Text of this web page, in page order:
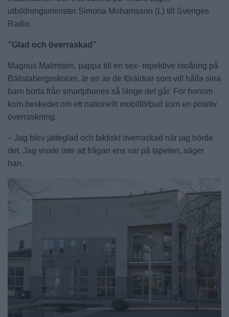
utbildningsminister Simona Mohamsson (L) till Sveriges
Radio.
”Glad och överraskad”
Magnus Malmsten, pappa till en sex- repektive nioåring på
Bällstabergsskolan, är en av de föräldrar som vill hålla sina
barn borta från smartphones så länge det går. För honom
kom beskedet om ett nationellt mobilförbud som en positiv
överraskning.
– Jag blev jätteglad och faktiskt överraskad när jag hörde
det. Jag visste inte att frågan ens var på tapeten, säger
han.